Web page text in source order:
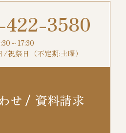
3580
～17:30
/祝祭日（不定期:土曜）
せ 資料請求